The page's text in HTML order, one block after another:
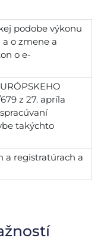
podobe výkonu
o zmene a
o e-
z 27. apríla
takýchto
a registratúrach a